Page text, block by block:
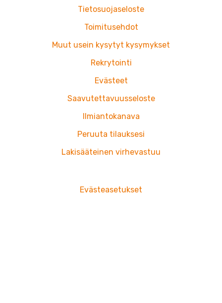
o
k
g
a
Tietosuojaseloste
Toimitusehdot
Muut usein kysytyt kysymykset
Rekrytointi
Evästeet
Saavutettavuusseloste
Ilmiantokanava
Peruuta tilauksesi
Lakisääteinen virhevastuu
Evästeasetukset